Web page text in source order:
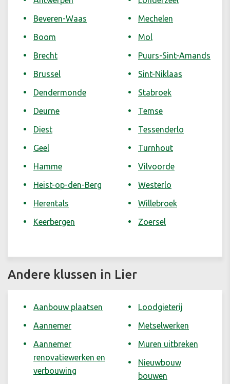
Beveren-Waas
Boom
Brecht
Brussel
Dendermonde
Deurne
Diest
Geel
Hamme
Heist-op-den-Berg
Herentals
Keerbergen
Mechelen
Mol
Puurs-Sint-Amands
Sint-Niklaas
Stabroek
Temse
Tessenderlo
Turnhout
Vilvoorde
Westerlo
Willebroek
Zoersel
Andere klussen in Lier
Aanbouw plaatsen
Aannemer
Aannemer
renovatiewerken en
verbouwing
Loodgieterij
Metselwerken
Muren uitbreken
Nieuwbouw
bouwen